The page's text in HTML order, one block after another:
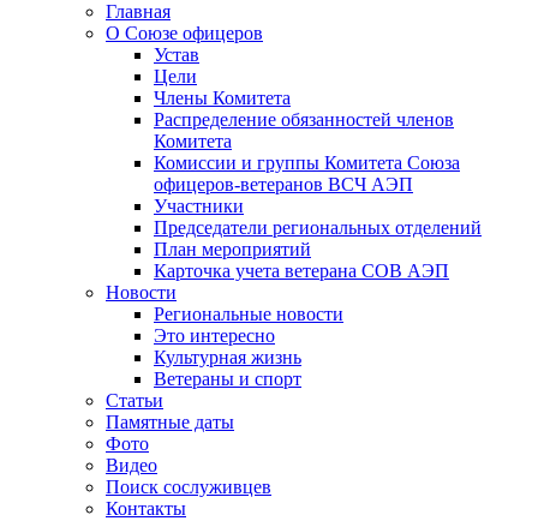
Главная
О Союзе офицеров
Устав
Цели
Члены Комитета
Распределение обязанностей членов
Комитета
Комиссии и группы Комитета Союза
офицеров-ветеранов ВСЧ АЭП
Участники
Председатели региональных отделений
План мероприятий
Карточка учета ветерана CОВ АЭП
Новости
Региональные новости
Это интересно
Культурная жизнь
Ветераны и спорт
Статьи
Памятные даты
Фото
Видео
Поиск сослуживцев
Контакты